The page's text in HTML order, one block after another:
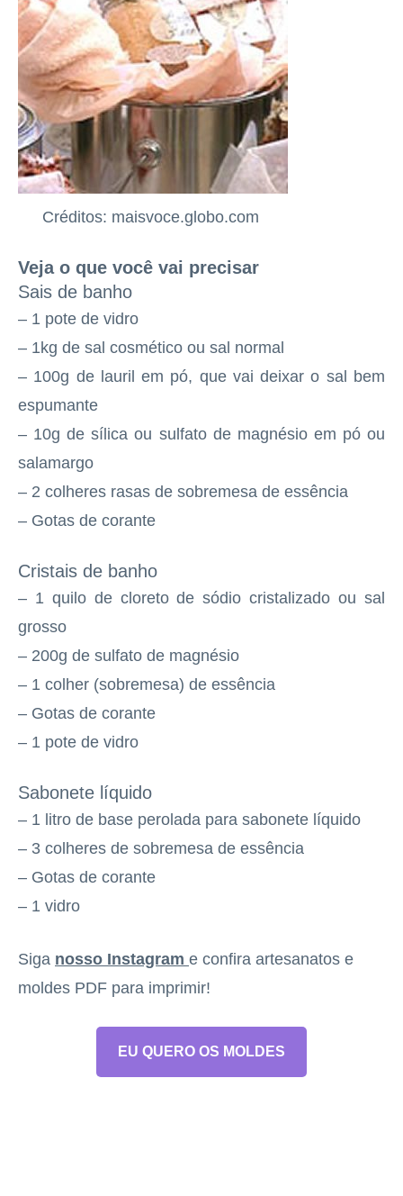
Créditos: maisvoce.globo.com
Veja o que você vai precisar
Sais de banho
– 1 pote de vidro
– 1kg de sal cosmético ou sal normal
– 100g de lauril em pó, que vai deixar o sal bem
espumante
– 10g de sílica ou sulfato de magnésio em pó ou
salamargo
– 2 colheres rasas de sobremesa de essência
– Gotas de corante
Cristais de banho
– 1 quilo de cloreto de sódio cristalizado ou sal
grosso
– 200g de sulfato de magnésio
– 1 colher (sobremesa) de essência
– Gotas de corante
– 1 pote de vidro
Sabonete líquido
– 1 litro de base perolada para sabonete líquido
– 3 colheres de sobremesa de essência
– Gotas de corante
– 1 vidro
Siga nosso Instagram e confira artesanatos e
moldes PDF para imprimir!
EU QUERO OS MOLDES